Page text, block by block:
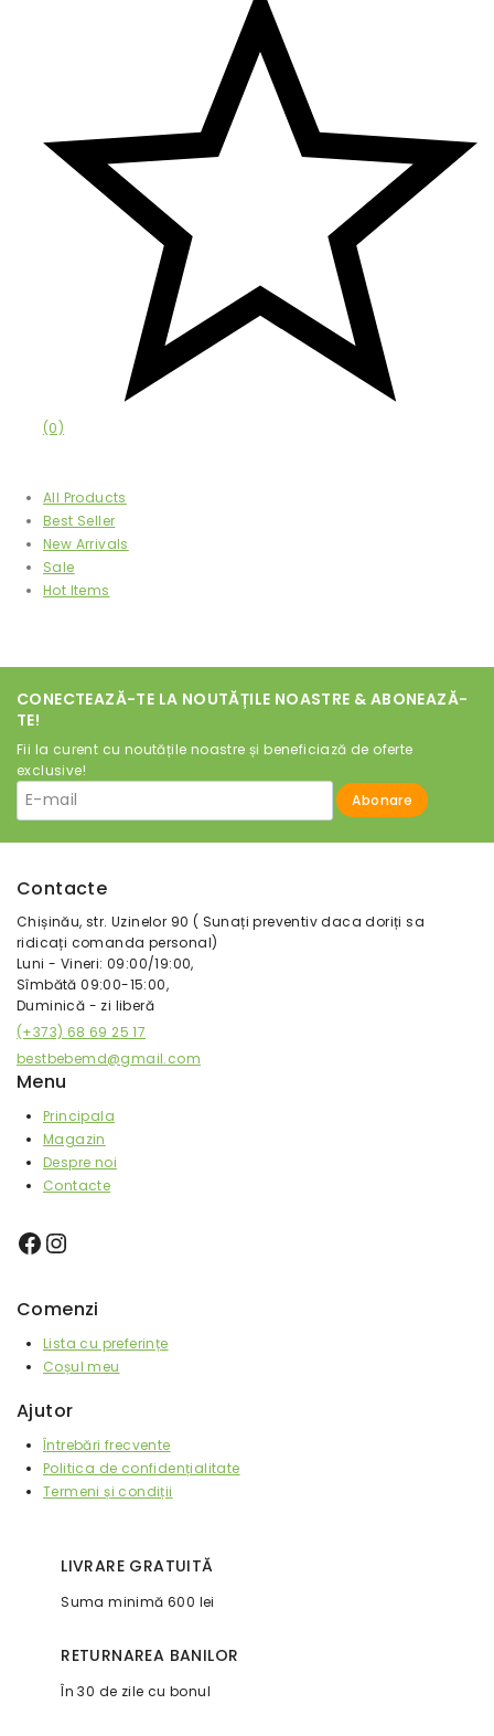
(0)
All Products
Best Seller
New Arrivals
Sale
Hot Items
CONECTEAZĂ-TE LA NOUTĂȚILE NOASTRE & ABONEAZĂ-
TE!
Fii la curent cu noutățile noastre și beneficiază de oferte
exclusive!
Contacte
Chișinău, str. Uzinelor 90 ( Sunați preventiv daca doriți sa
ridicați comanda personal)
Luni - Vineri: 09:00/19:00,
Sîmbătă 09:00-15:00,
Duminică - zi liberă
(+373) 68 69 25 17
bestbebemd@gmail.com
Menu
Principala
Magazin
Despre noi
Contacte
Comenzi
Lista cu preferințe
Coșul meu
Ajutor
Întrebări frecvente
Politica de confidențialitate
Termeni și condiții
LIVRARE GRATUITĂ
Suma minimă 600 lei
RETURNAREA BANILOR
În 30 de zile cu bonul